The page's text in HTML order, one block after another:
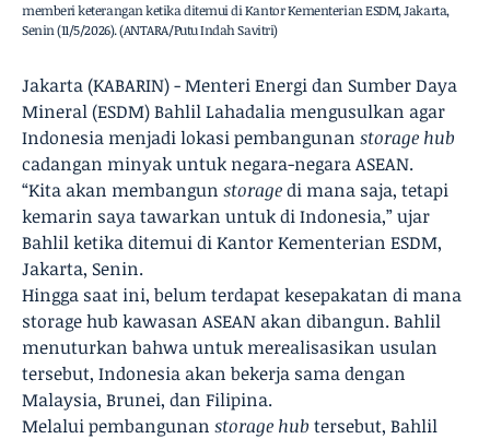
memberi keterangan ketika ditemui di Kantor Kementerian ESDM, Jakarta,
Senin (11/5/2026). (ANTARA/Putu Indah Savitri)
Jakarta (KABARIN) - Menteri Energi dan Sumber Daya
Mineral (ESDM) Bahlil Lahadalia mengusulkan agar
Indonesia menjadi lokasi pembangunan storage hub
cadangan minyak untuk negara-negara ASEAN.
“Kita akan membangun storagedi mana saja, tetapi
kemarin saya tawarkan untuk di Indonesia,” ujar
Bahlil ketika ditemui di Kantor Kementerian ESDM,
Jakarta, Senin.
Hingga saat ini, belum terdapat kesepakatan di mana
storage hub kawasan ASEAN akan dibangun. Bahlil
menuturkan bahwa untuk merealisasikan usulan
tersebut, Indonesia akan bekerja sama dengan
Malaysia, Brunei, dan Filipina.
Melalui pembangunan storage hub tersebut, Bahlil